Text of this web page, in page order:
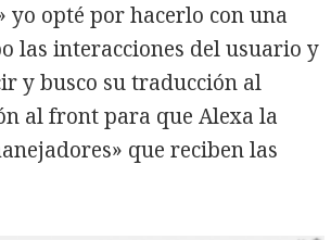
yo opté por hacerlo con una
las interacciones del usuario y
y busco su traducción al
al front para que Alexa la
que reciben las